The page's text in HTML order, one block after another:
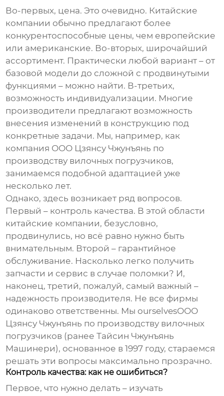
Во-первых, цена. Это очевидно. Китайские
компании обычно предлагают более
конкурентоспособные цены, чем европейские
или американские. Во-вторых, широчайший
ассортимент. Практически любой вариант – от
базовой модели до сложной с продвинутыми
функциями – можно найти. В-третьих,
возможность индивидуализации. Многие
производители предлагают возможность
внесения изменений в конструкцию под
конкретные задачи. Мы, например, как
компания ООО Цзянсу Чжунъянь по
производству вилочных погрузчиков,
занимаемся подобной адаптацией уже
несколько лет.
Однако, здесь возникает ряд вопросов.
Первый – контроль качества. В этой области
китайские компании, безусловно,
продвинулись, но всё равно нужно быть
внимательным. Второй – гарантийное
обслуживание. Насколько легко получить
запчасти и сервис в случае поломки? И,
наконец, третий, пожалуй, самый важный –
надежность производителя. Не все фирмы
одинаково ответственны. Мы ourselvesООО
Цзянсу Чжунъянь по производству вилочных
погрузчиков (ранее Тайсин Чжунъянь
Машинери), основанное в 1997 году, стараемся
решать эти вопросы максимально прозрачно.
Контроль качества: как не ошибиться?
Первое, что нужно делать – изучать